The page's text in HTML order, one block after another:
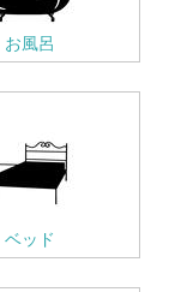
お風呂
ベッド